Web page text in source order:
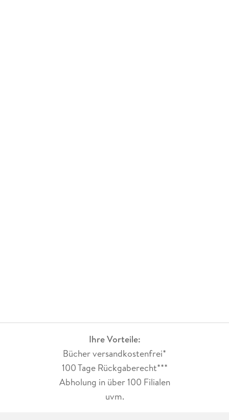
Ihre Vorteile:
Bücher versandkostenfrei*
100 Tage Rückgaberecht***
Abholung in über 100 Filialen
uvm.